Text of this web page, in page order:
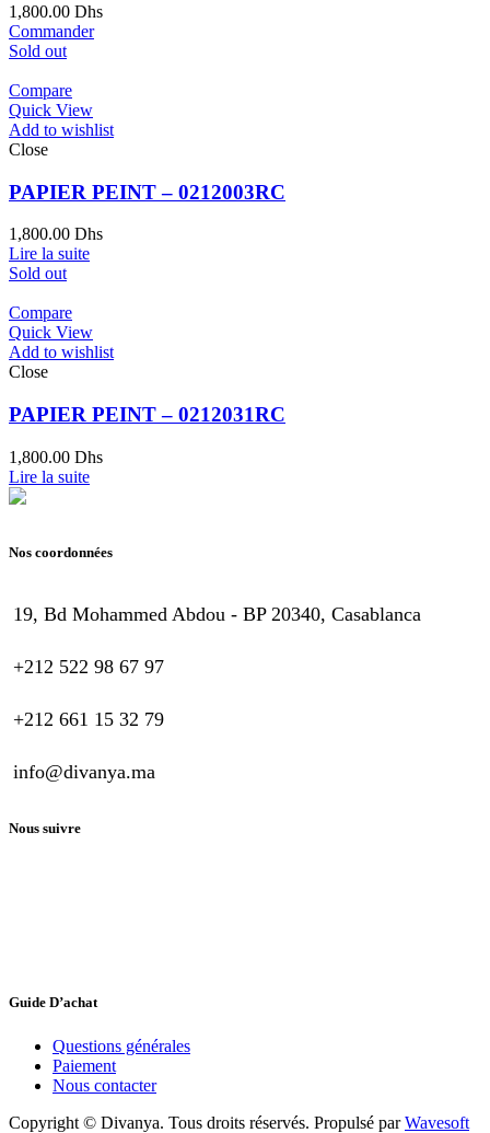
1,800.00 Dhs
Commander
Sold out
Compare
Quick View
Add to wishlist
Close
PAPIER PEINT – 0212003RC
1,800.00 Dhs
Lire la suite
Sold out
Compare
Quick View
Add to wishlist
Close
PAPIER PEINT – 0212031RC
1,800.00 Dhs
Lire la suite
Nos coordonnées
19, Bd Mohammed Abdou - BP 20340, Casablanca
+212 522 98 67 97
+212 661 15 32 79
info@divanya.ma
Nous suivre
Guide D’achat
Questions générales
Paiement
Nous contacter
Copyright © Divanya. Tous droits réservés. Propulsé parWavesoft